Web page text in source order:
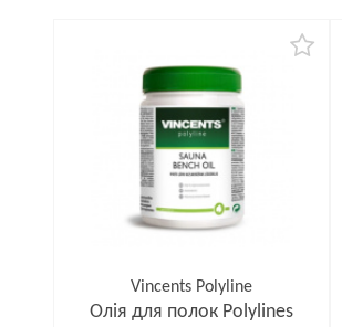
Vincents Polyline
Олія для полок Polylines